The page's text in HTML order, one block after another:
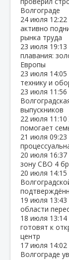
Волгограде
24 июля 12:22
активно
рынка труда
23 июля 19:13
плавания:
Европы
23 июля 14:05
технику и
23 июля 11:56
выпускников
22 июля 11:10
помогает
21 июля 09:23
20 июля 16:37
зону СВО 4
20 июля 14:15
19 июля 13:43
области
18 июля 13:14
готовят к
центр
17 июля 14:02
Волгограде